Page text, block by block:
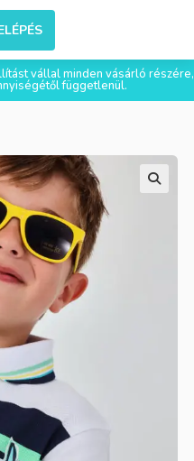
vállal minden vásárló részére,
függetlenül.